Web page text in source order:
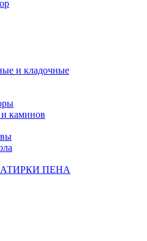
и кладочные
каминов
ПЕНА